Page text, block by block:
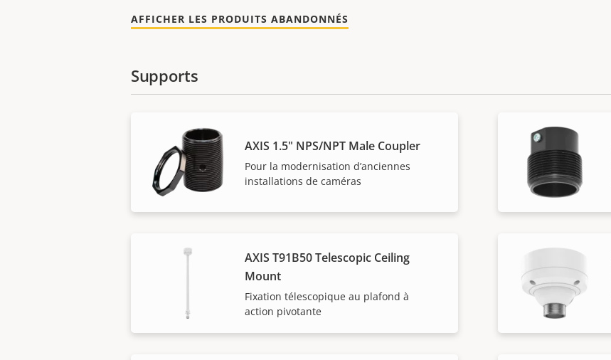
AFFICHER LES PRODUITS ABANDONNÉS
Supports
AXIS 1.5" NPS/NPT Male Coupler
Pour la modernisation d’anciennes
installations de caméras
AXIS T91B50 Telescopic Ceiling
Mount
Fixation télescopique au plafond à
action pivotante